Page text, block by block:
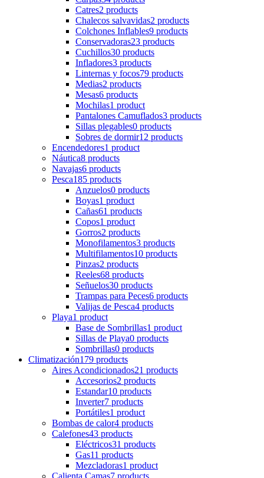
Catres2 products
Chalecos salvavidas2 products
Colchones Inflables9 products
Conservadoras23 products
Cuchillos30 products
Infladores3 products
Linternas y focos79 products
Medias2 products
Mesas6 products
Mochilas1 product
Pantalones Camuflados3 products
Sillas plegables0 products
Sobres de dormir12 products
Encendedores1 product
Náutica8 products
Navajas6 products
Pesca185 products
Anzuelos0 products
Boyas1 product
Cañas61 products
Copos1 product
Gorros2 products
Monofilamentos3 products
Multifilamentos10 products
Pinzas2 products
Reeles68 products
Señuelos30 products
Trampas para Peces6 products
Valijas de Pesca4 products
Playa1 product
Base de Sombrillas1 product
Sillas de Playa0 products
Sombrillas0 products
Climatización179 products
Aires Acondicionados21 products
Accesorios2 products
Estandar10 products
Inverter7 products
Portátiles1 product
Bombas de calor4 products
Calefones43 products
Eléctricos31 products
Gas11 products
Mezcladoras1 product
Calienta Camas7 products